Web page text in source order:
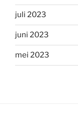
juli 2023
juni 2023
mei 2023